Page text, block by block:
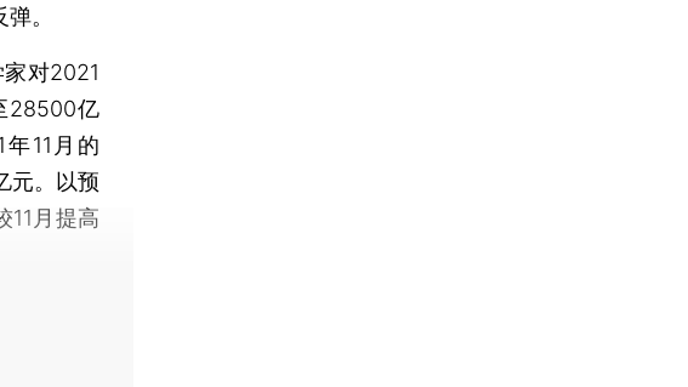
。
对2021
28500亿
11月的
元。以预
11月提高